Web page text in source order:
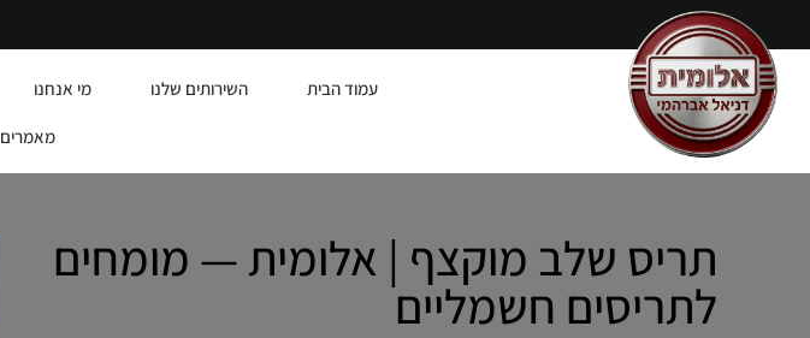
עמוד הבית השירותים שלנו מי אנחנו
מאמרים
תריס שלב מוקצף | אלומית — מומחים
לתריסים חשמליים